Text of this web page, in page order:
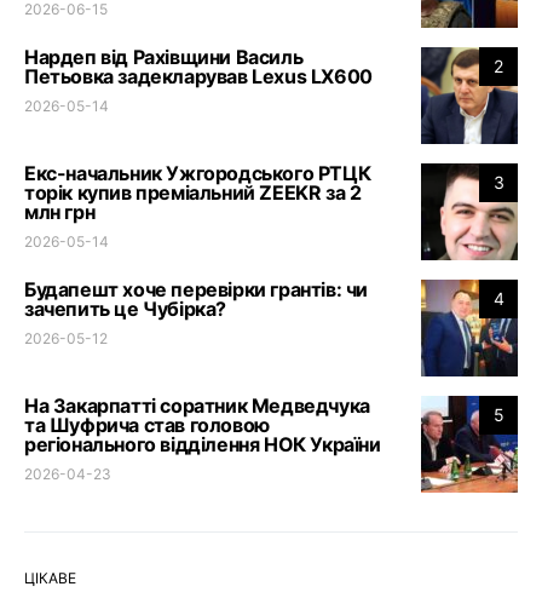
2026-06-15
2
Нардеп від Рахівщини Василь
Петьовка задекларував Lexus LX600
2026-05-14
3
Екс-начальник Ужгородського РТЦК
торік купив преміальний ZEEKR за 2
млн грн
2026-05-14
4
Будапешт хоче перевірки грантів: чи
зачепить це Чубірка?
2026-05-12
5
На Закарпатті соратник Медведчука
та Шуфрича став головою
регіонального відділення НОК України
2026-04-23
ЦІКАВЕ